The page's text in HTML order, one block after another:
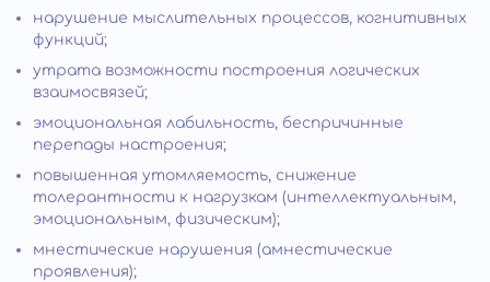
нарушение мыслительных процессов, когнитивных
функций;
утрата возможности построения логических
взаимосвязей;
эмоциональная лабильность, беспричинные
перепады настроения;
повышенная утомляемость, снижение
толерантности к нагрузкам (интеллектуальным,
эмоциональным, физическим);
мнестические нарушения (амнестические
проявления);